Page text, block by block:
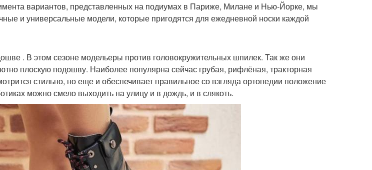
вариантов, представленных на подиумах в Париже, Милане и Нью-Йорке, мы
и универсальные модели, которые пригодятся для ежедневной носки каждой
. В этом сезоне модельеры против головокружительных шпилек. Так же они
плоскую подошву. Наиболее популярна сейчас грубая, рифлёная, тракторная
стильно, но еще и обеспечивает правильное со взгляда ортопедии положение
можно смело выходить на улицу и в дождь, и в слякоть.